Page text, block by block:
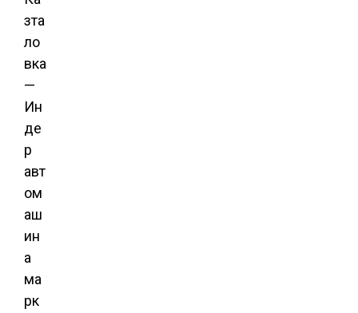
зта
ло
вка
—
Ин
де
р
авт
ом
аш
ин
а
ма
рк